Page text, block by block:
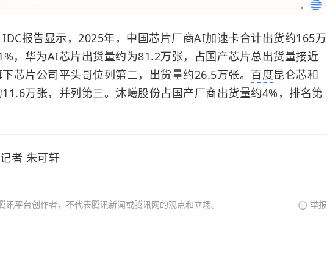
报告显示，2025年，中国芯片厂商AI加速卡合计出货约165万
，华为AI芯片出货量约为81.2万张，占国产芯片总出货量接近
芯片公司平头哥位列第二，出货量约26.5万张。 百度昆仑芯和
万张，并列第三。沐曦股份占国产厂商出货量约4%，排名第
者 朱可轩
讯平台创作者，不代表腾讯新闻或腾讯网的观点和立场。 举报